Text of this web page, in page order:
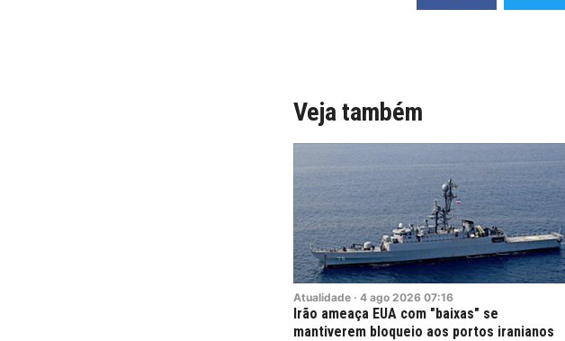
Veja também
Atualidade · 4 ago 2026 07:16
Irão ameaça EUA com "baixas" se
mantiverem bloqueio aos portos iranianos